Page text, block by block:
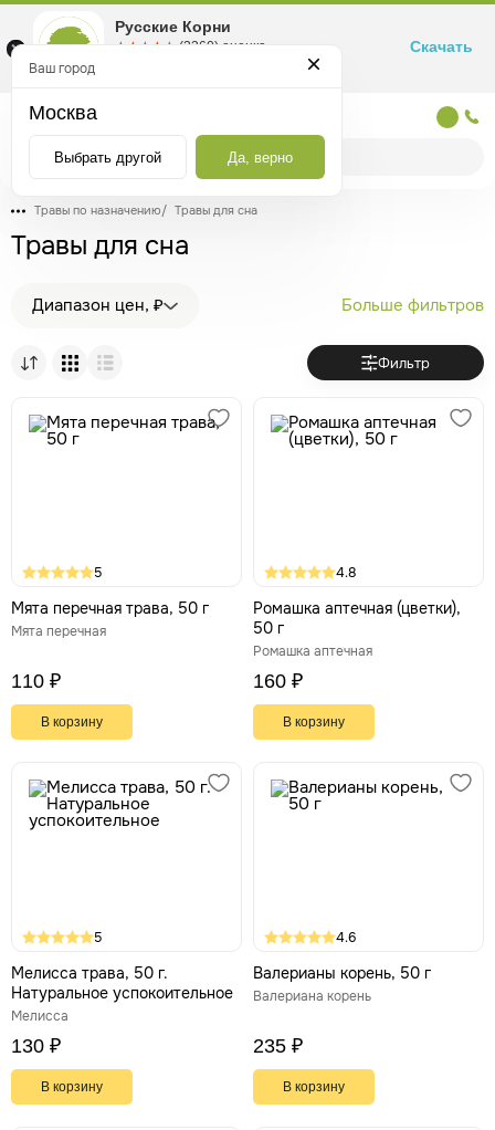
Травы по назначению/ Травы для сна
Травы для сна
Диапазон цен, ₽ Больше фильтров
Фильтр
5
Мята перечная трава, 50 г
Мята перечная
110 ₽
В корзину
4.8
Ромашка аптечная (цветки),
50 г
Ромашка аптечная
160 ₽
В корзину
5
Мелисса трава, 50 г.
Натуральное успокоительное
Мелисса
130 ₽
В корзину
4.6
Валерианы корень, 50 г
Валериана корень
235 ₽
В корзину
Ваш город
Москва
Выбрать другой Да, верно
Русские Корни
☆☆☆☆☆
★★★★★ (2360) оценка
Маркетплейс товаров для здоровья
Скачать